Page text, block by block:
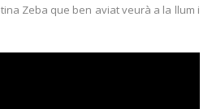
Zeba que ben aviat veurà a la llum i